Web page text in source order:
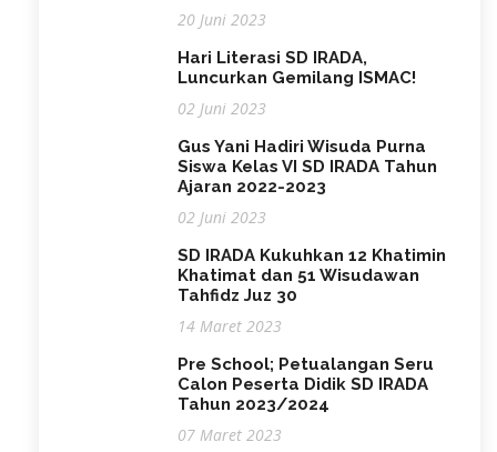
20 Juni 2023
Hari Literasi SD IRADA,
Luncurkan Gemilang ISMAC!
02 Juni 2023
Gus Yani Hadiri Wisuda Purna
Siswa Kelas VI SD IRADA Tahun
Ajaran 2022-2023
02 Juni 2023
SD IRADA Kukuhkan 12 Khatimin
Khatimat dan 51 Wisudawan
Tahfidz Juz 30
14 Maret 2023
Pre School; Petualangan Seru
Calon Peserta Didik SD IRADA
Tahun 2023/2024
07 Maret 2023